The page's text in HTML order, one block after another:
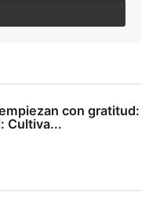
con gratitud:
Cultiva...